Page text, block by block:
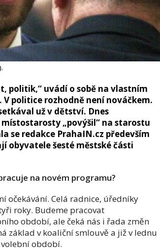
politik,“ uvádí o sobě na vlastním
V politice rozhodně není nováčkem.
už v dětství. Dnes
„povýšil“ na starostu
se redakce PrahaIN.cz především
obyvatele šesté městské části
na novém programu?
očekávání. Celá radnice, úředníky
roky. Budeme pracovat
období, ale čeká nás i řada změn
základ v koaliční smlouvě a již v lednu
období.